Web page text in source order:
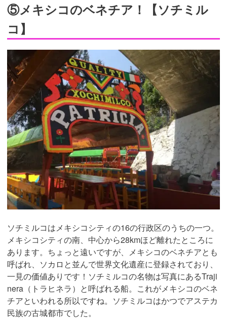
⑤メキシコのベネチア！【ソチミル
コ】
ソチミルコはメキシコシティの16の行政区のうちの一つ。
メキシコシティの南、中心から28kmほど離れたところに
あります。ちょっと遠いですが、メキシコのベネチアとも
呼ばれ、ソカロと並んで世界文化遺産に登録されており、
一見の価値ありです！ソチミルコの名物は写真にあるTraji
nera（トラヒネラ）と呼ばれる船。これがメキシコのベネ
チアといわれる所以ですね。ソチミルコはかつでアステカ
民族の古城都市でした。